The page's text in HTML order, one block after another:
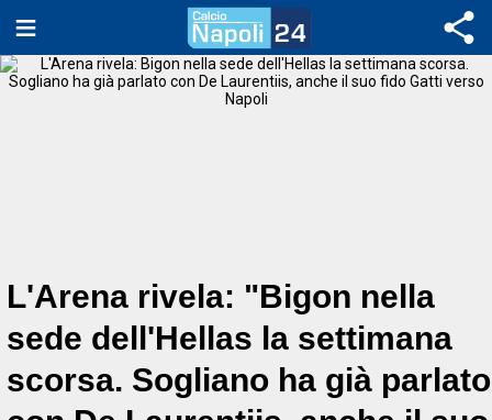
L'Arena rivela: "Bigon nella
sede dell'Hellas la settimana
scorsa. Sogliano ha già parlato